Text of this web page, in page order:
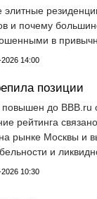
элитные
и почему
в
14:00
позиции
повышен до ВВВ.ru
рейтинга
рынке Москвы и
и
10:30